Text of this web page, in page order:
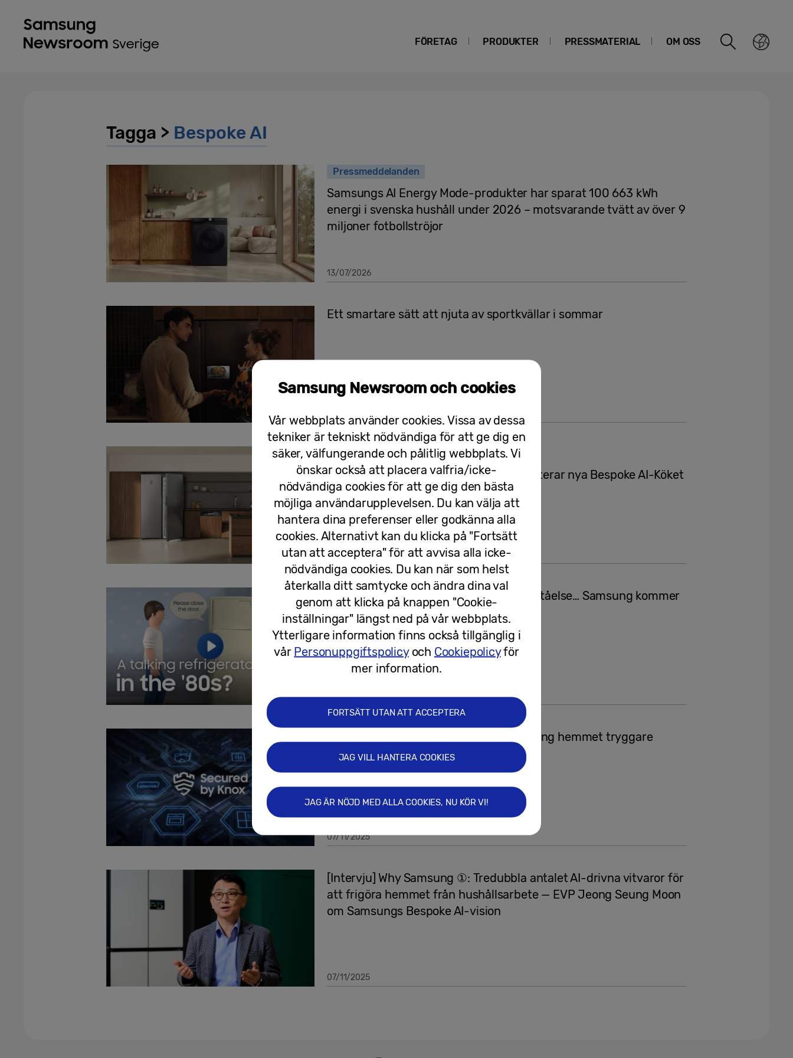
FÖRETAG PRODUKTER PRESSMATERIAL OM OSS
Tagga > Bespoke AI
Pressmeddelanden
Samsungs AI Energy Mode-produkter har sparat 100 663 kWh
energi i svenska hushåll under 2026 – motsvarande tvätt av över 9
miljoner fotbollströjor
13/07/2026
Ett smartare sätt att njuta av sportkvällar i sommar
30/06/2026
Pressmeddelanden
För bättre livskvalitet: Samsung presenterar nya Bespoke AI-Köket
och Vitvarorna 2026
21/04/2026
[CES 2026] Från kommunikation till förståelse… Samsung kommer
att avslöja nästa steg för AI-apparater
24/12/2025
Säkerhet som är inbyggd: Så gör Samsung hemmet tryggare
07/11/2025
[Intervju] Why Samsung ①: Tredubbla antalet AI-drivna vitvaror för
att frigöra hemmet från hushållsarbete — EVP Jeong Seung Moon
om Samsungs Bespoke AI-vision
07/11/2025
Samsung Newsroom och cookies
Vår webbplats använder cookies. Vissa av dessa
tekniker är tekniskt nödvändiga för att ge dig en
säker, välfungerande och pålitlig webbplats. Vi
önskar också att placera valfria/icke-
nödvändiga cookies för att ge dig den bästa
möjliga användarupplevelsen. Du kan välja att
hantera dina preferenser eller godkänna alla
cookies. Alternativt kan du klicka på "Fortsätt
utan att acceptera" för att avvisa alla icke-
nödvändiga cookies. Du kan när som helst
återkalla ditt samtycke och ändra dina val
genom att klicka på knappen "Cookie-
inställningar" längst ned på vår webbplats.
Ytterligare information finns också tillgänglig i
vår Personuppgiftspolicyoch Cookiepolicyför
mer information.
FORTSÄTT UTAN ATT ACCEPTERA
JAG VILL HANTERA COOKIES
JAG ÄR NÖJD MED ALLA COOKIES, NU KÖR VI!